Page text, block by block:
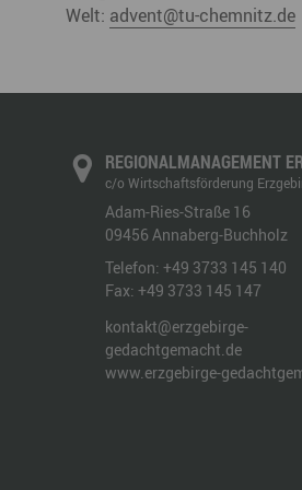
Welt: advent@tu-chemnitz.de
REGIONALMANAGEMENT
c/o Wirtschaftsförderung
Adam-Ries-Straße 16
09456 Annaberg-Buchholz
Telefon: +49 3733 145 140
Fax: +49 3733 145 147
kontakt@erzgebirge-
gedachtgemacht.de
www.erzgebirge-